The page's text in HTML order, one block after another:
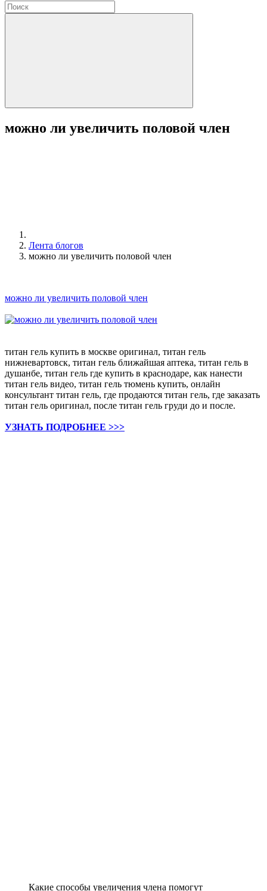
можно ли увеличить половой член
Лента блогов
можно ли увеличить половой член
можно ли увеличить половой член
титан гель купить в москве оригинал, титан гель
нижневартовск, титан гель ближайшая аптека, титан гель в
душанбе, титан гель где купить в краснодаре, как нанести
титан гель видео, титан гель тюмень купить, онлайн
консультант титан гель, где продаются титан гель, где заказать
титан гель оригинал, после титан гель груди до и после.
УЗНАТЬ ПОДРОБНЕЕ >>>
Какие способы увеличения члена помогут